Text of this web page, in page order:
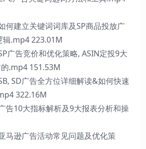
建立关键词词库及SP商品投放广
辑.mp4 223.01M
广告竞价和优化策略, ASIN定投9大
.mp4 151.53M
SD广告全方位详细解读&如何快速
322.16M
10大指标解析及9大报表分析和操
逊广告活动常见问题及优化策